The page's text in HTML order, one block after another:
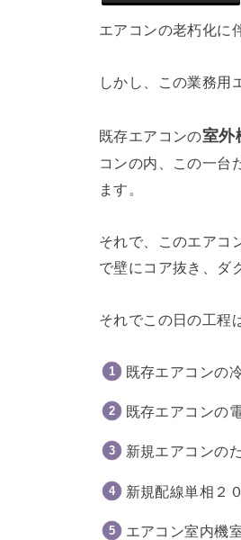
エアコンの老朽化に
しかし、この業務用
既存エアコンの室外
コンの内、この一台
ます。
それで、このエアコ
で壁にコア抜き、ダ
それでこの日の工程
既存エアコンの
既存エアコンの
新規エアコンの
新規配線単相２
エアコン室内機